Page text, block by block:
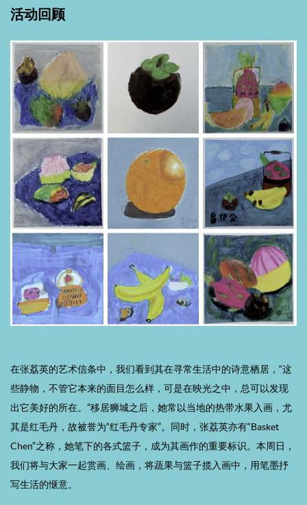
活动回顾
在张荔英的艺术信条中，我们看到其在寻常生活中的诗意栖居，“这
些静物，不管它本来的面目怎么样，可是在映光之中，总可以发现
出它美好的所在。”移居狮城之后，她常以当地的热带水果入画，尤
其是红毛丹，故被誉为“红毛丹专家”。同时，张荔英亦有“Basket
Chen”之称，她笔下的各式篮子，成为其画作的重要标识。本周日，
我们将与大家一起赏画、绘画，将蔬果与篮子揽入画中，用笔墨抒
写生活的惬意。